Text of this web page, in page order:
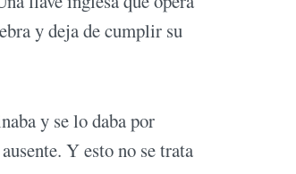
y deja de cumplir su
y se lo daba por
Y esto no se trata